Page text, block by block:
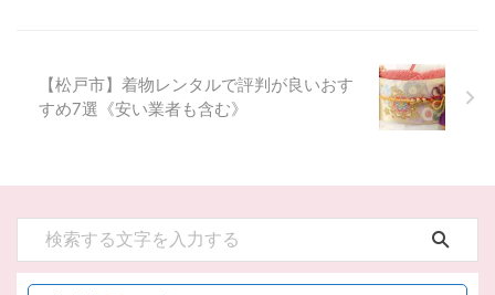
【松戸市】着物レンタルで評判が良いおす
すめ7選《安い業者も含む》